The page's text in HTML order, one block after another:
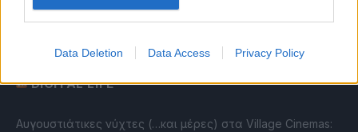
Data Deletion Data Access Privacy Policy
Διευθύνων Σύμβουλος
DIGITAL LIFE
Αυγουστιάτικες νύχτες (…και μέρες) στα Village Cinemas: